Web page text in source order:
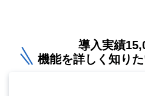
導入実績
機能を詳しく知り